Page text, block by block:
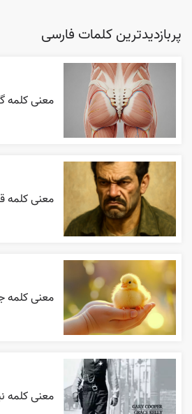
پربازدیدترین کلمات فارسی
معنی کلمه
معنی کلمه
معنی کلمه
معنی کلمه